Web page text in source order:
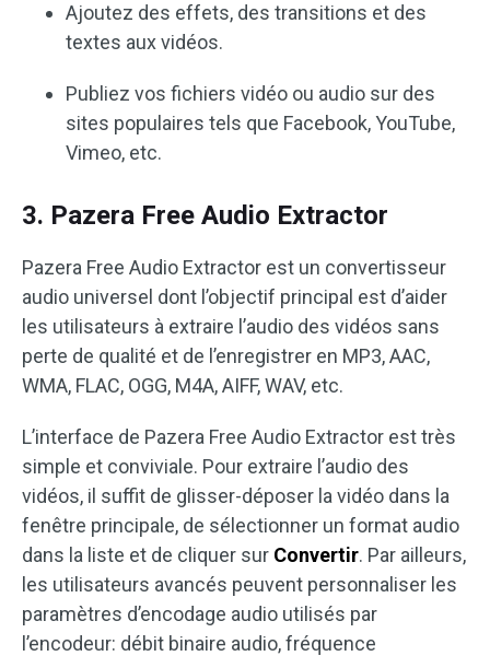
Ajoutez des effets, des transitions et des
textes aux vidéos.
Publiez vos fichiers vidéo ou audio sur des
sites populaires tels que Facebook, YouTube,
Vimeo, etc.
3. Pazera Free Audio Extractor
Pazera Free Audio Extractor est un convertisseur
audio universel dont l’objectif principal est d’aider
les utilisateurs à extraire l’audio des vidéos sans
perte de qualité et de l’enregistrer en MP3, AAC,
WMA, FLAC, OGG, M4A, AIFF, WAV, etc.
L’interface de Pazera Free Audio Extractor est très
simple et conviviale. Pour extraire l’audio des
vidéos, il suffit de glisser-déposer la vidéo dans la
fenêtre principale, de sélectionner un format audio
dans la liste et de cliquer sur Convertir. Par ailleurs,
les utilisateurs avancés peuvent personnaliser les
paramètres d’encodage audio utilisés par
l’encodeur: débit binaire audio, fréquence